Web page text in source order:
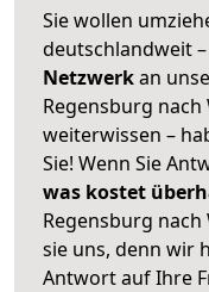
Sie wollen
deutschlandweit
Netzwerkan
Regensburg
weiterwissen –
Sie! Wenn Sie
was kostet
Regensburg
sie uns, denn wir
Antwort auf Ihre